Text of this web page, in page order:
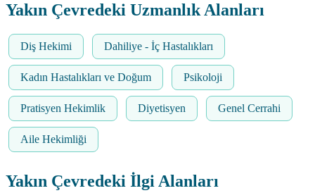
Yakın Çevredeki Uzmanlık Alanları
Diş Hekimi Dahiliye - İç Hastalıkları
Kadın Hastalıkları ve Doğum Psikoloji
Pratisyen Hekimlik Diyetisyen Genel Cerrahi
Aile Hekimliği
Yakın Çevredeki İlgi Alanları